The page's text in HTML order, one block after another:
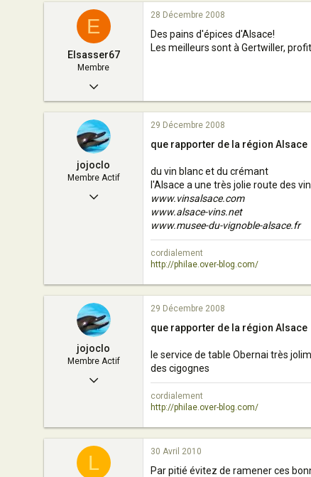
Alsace
E
Elsasser67
Membre
3
strasbourg
28 Décembre 2008
Des pains d'épices d'Alsace!
Les meilleurs sont à Gertwiller,
jojoclo
Membre Actif
29 Décembre 2008
que rapporter de la région Alsace
du vin blanc et du crémant
l'Alsace a une très jolie route des
www.vinsalsace.com
www.alsace-vins.net
www.musee-du-vignoble-alsace.fr
cordialement
http://philae.over-blog.com/
jojoclo
Membre Actif
35
France (Alsace)
29 Décembre 2008
que rapporter de la région Alsace
le service de table Obernai très
des cigognes
cordialement
http://philae.over-blog.com/
L 30 Avril 2010
Par pitié évitez de ramener ces